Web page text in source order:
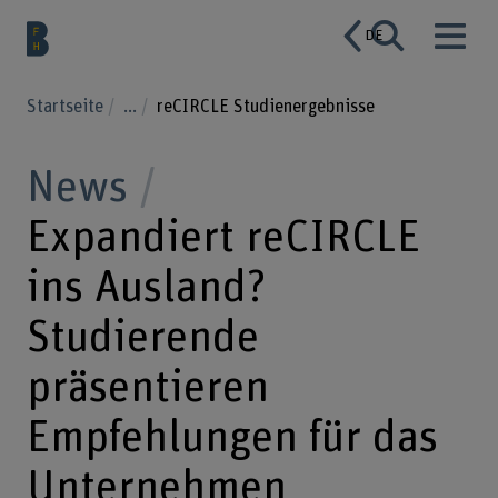
DE
Startseite ... reCIRCLE Studienergebnisse
News
Expandiert reCIRCLE
ins Ausland?
Studierende
präsentieren
Empfehlungen für das
Unternehmen